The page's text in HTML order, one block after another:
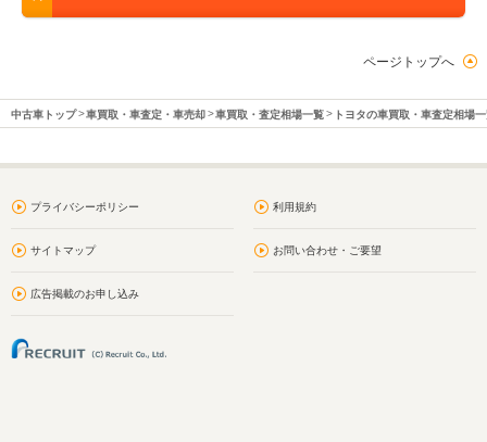
ページトップへ
中古車トップ 車買取・車査定・車売却 車買取・査定相場一覧 トヨタの車買取・車査定相場
プライバシーポリシー 利用規約
サイトマップ お問い合わせ・ご要望
広告掲載のお申し込み